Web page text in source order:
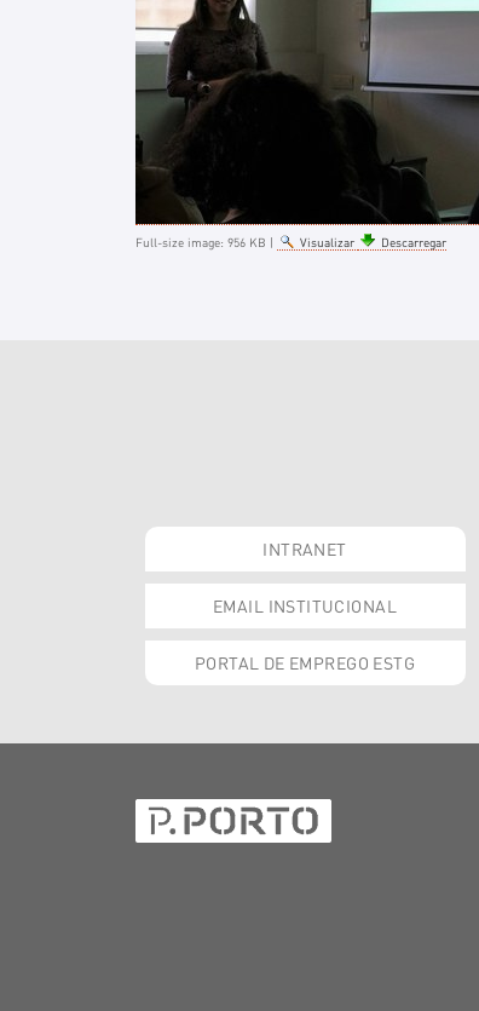
Full-size image: 956 KB | Visualizar Descarregar
INTRANET
EMAIL INSTITUCIONAL
PORTAL DE EMPREGO ESTG